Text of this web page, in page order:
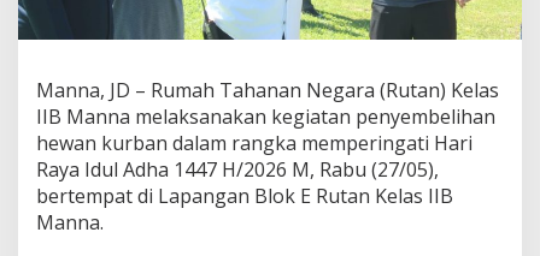
n
P
e
y
e
Manna, JD – Rumah Tahanan Negara (Rutan) Kelas
IIB Manna melaksanakan kegiatan penyembelihan
hewan kurban dalam rangka memperingati Hari
Raya Idul Adha 1447 H/2026 M, Rabu (27/05),
bertempat di Lapangan Blok E Rutan Kelas IIB
Manna.